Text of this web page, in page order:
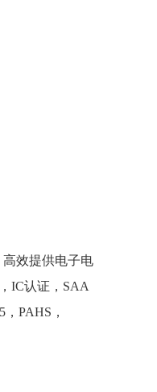
高效提供电子电
IC认证， SAA
， PAHS ，